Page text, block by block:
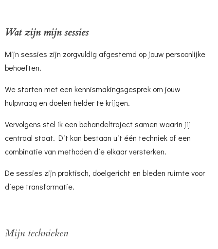
Wat zijn mijn sessies
Mijn sessies zijn zorgvuldig afgestemd op jouw persoonlijke
behoeften.
We starten met een kennismakingsgesprek om jouw
hulpvraag en doelen helder te krijgen.
Vervolgens stel ik een behandeltraject samen waarin jij
centraal staat. Dit kan bestaan uit één techniek of een
combinatie van methoden die elkaar versterken.
De sessies zijn praktisch, doelgericht en bieden ruimte voor
diepe transformatie.
Mijn technieken